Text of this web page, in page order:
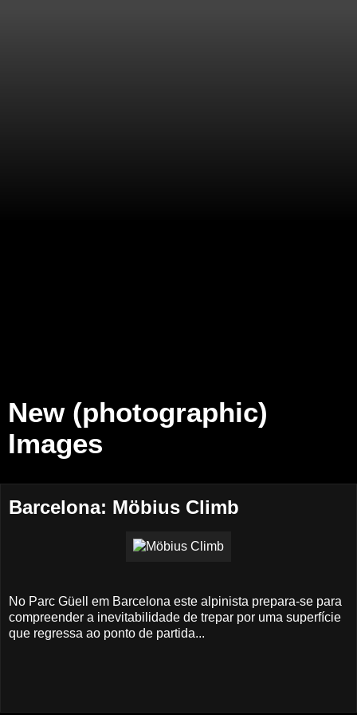
New (photographic)
Images
Barcelona: Möbius Climb
No Parc Güell em Barcelona este alpinista prepara-se para
compreender a inevitabilidade de trepar por uma superfície
que regressa ao ponto de partida...